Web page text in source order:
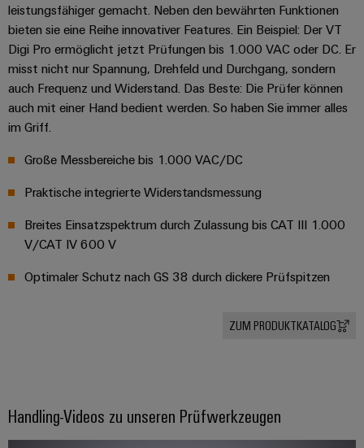
leistungsfähiger gemacht. Neben den bewährten Funktionen
bieten sie eine Reihe innovativer Features. Ein Beispiel: Der VT
Digi Pro ermöglicht jetzt Prüfungen bis 1.000 VAC oder DC. Er
misst nicht nur Spannung, Drehfeld und Durchgang, sondern
auch Frequenz und Widerstand. Das Beste: Die Prüfer können
auch mit einer Hand bedient werden. So haben Sie immer alles
im Griff.
Große Messbereiche bis 1.000 VAC/DC
Praktische integrierte Widerstandsmessung
Breites Einsatzspektrum durch Zulassung bis CAT III 1.000
V/CAT IV 600 V
Optimaler Schutz nach GS 38 durch dickere Prüfspitzen
ZUM PRODUKTKATALOG
Handling-Videos zu unseren Prüfwerkzeugen